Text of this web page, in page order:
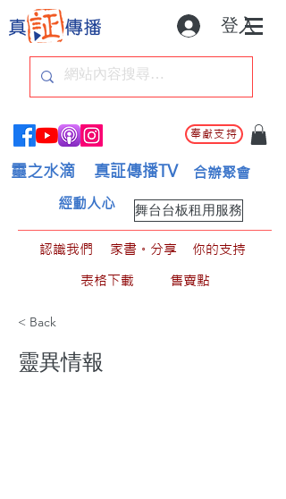
登入
奉獻支持
靈之水滴 真証傳播TV 合辦聚會
舞台台板租用服務
經動人心
認識我們 家書。分享
你的支持
表格下載
售賣點
< Back
靈異情報